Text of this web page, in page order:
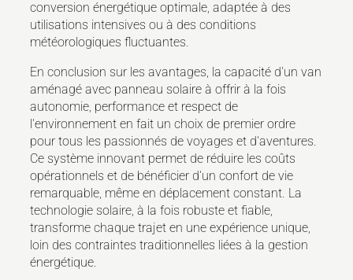
conversion énergétique optimale, adaptée à des
utilisations intensives ou à des conditions
météorologiques fluctuantes.
En conclusion sur les avantages, la capacité d'un van
aménagé avec panneau solaire à offrir à la fois
autonomie, performance et respect de
l'environnement en fait un choix de premier ordre
pour tous les passionnés de voyages et d'aventures.
Ce système innovant permet de réduire les coûts
opérationnels et de bénéficier d'un confort de vie
remarquable, même en déplacement constant. La
technologie solaire, à la fois robuste et fiable,
transforme chaque trajet en une expérience unique,
loin des contraintes traditionnelles liées à la gestion
énergétique.